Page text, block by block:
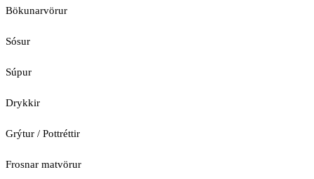
Bökunarvörur
Sósur
Súpur
Drykkir
Grýtur / Pottréttir
Frosnar matvörur